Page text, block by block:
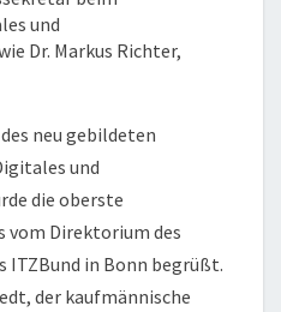
und
Dr. Markus Richter,
neu gebildeten
und
die oberste
vom Direktorium des
ITZBund in Bonn begrüßt.
der kaufmännische